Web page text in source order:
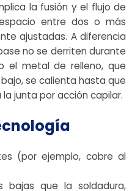
la fusión y el flujo de
entre dos o más
ajustadas. A diferencia
no se derriten durante
el metal de relleno, que
se calienta hasta que
junta por acción capilar.
(por ejemplo, cobre al
bajas que la soldadura,